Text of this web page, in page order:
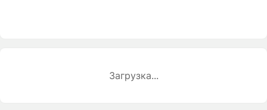
Загрузка...